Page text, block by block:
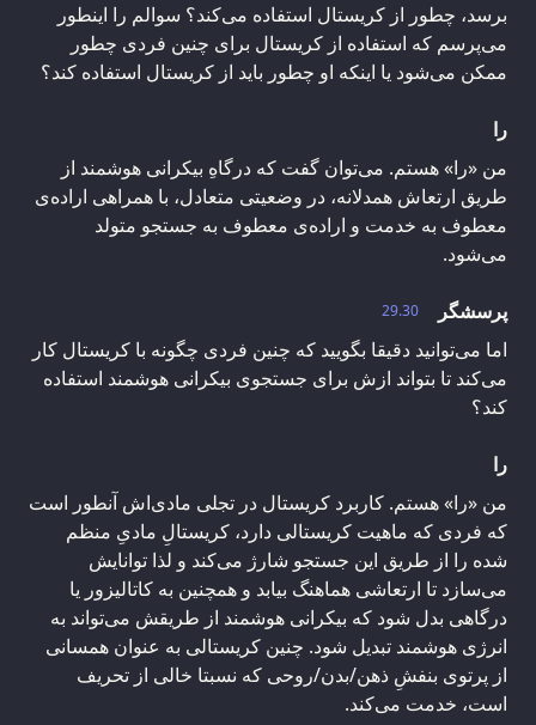
برسد، چطور از کریستال استفاده می‌کند؟ سوالم را اینطور
می‌پرسم که استفاده از کریستال برای چنین فردی چطور
ممکن می‌شود یا اینکه او چطور باید از کریستال استفاده کند؟
را
من «را» هستم. می‌توان گفت که درگاهِ بیکرانی هوشمند از
طریق ارتعاش همدلانه، در وضعیتی متعادل، با همراهی اراده‌ی
معطوف به خدمت و اراده‌ی معطوف به جستجو متولد
می‌شود.
29.30
پرسشگر
اما می‌توانید دقیقا بگویید که چنین فردی چگونه با کریستال کار
می‌کند تا بتواند ازش برای جستجوی بیکرانی هوشمند استفاده
کند؟
را
من «را» هستم. کاربرد کریستال در تجلی مادی‌اش آنطور است
که فردی که ماهیت کریستالی دارد، کریستالِ مادیِ منظم‌
شده را از طریق این جستجو شارژ می‌کند و لذا توانایش
می‌سازد تا ارتعاشی هماهنگ بیابد و همچنین به کاتالیزور یا
درگاهی بدل شود که بیکرانی هوشمند از طریقش می‌تواند به
انرژی هوشمند تبدیل شود. چنین کریستالی به عنوان همسانی
از پرتوی بنفشِ ذهن/بدن/روحی که نسبتا خالی از تحریف
است، خدمت می‌کند.